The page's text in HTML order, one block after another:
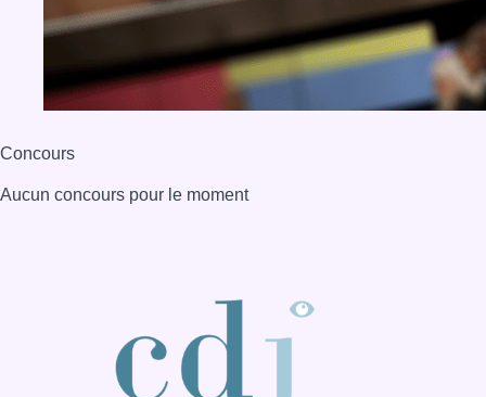
Concours
Aucun concours pour le moment